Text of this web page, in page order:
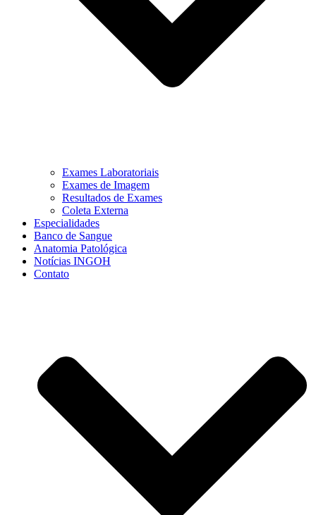
Exames Laboratoriais
Exames de Imagem
Resultados de Exames
Coleta Externa
Especialidades
Banco de Sangue
Anatomia Patológica
Notícias INGOH
Contato